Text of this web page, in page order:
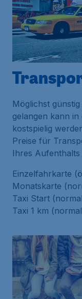
Möglichst
gelangen kann
kostspielig
Preise für
Ihres
Einzelfahrkarte
Monatskarte
Taxi Start
Taxi 1 km